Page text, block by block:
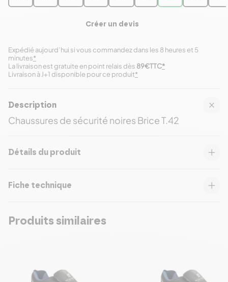
Créer un devis
Expédié aujourd’hui si vous commandez dans les 8 heures et 5
minutes*
Livraison à J+1 disponible pour ce produit*
La livraison est gratuite en point relais dès 89€TTC*
Description
Chaussures de sécurité noires Brice T.42
Détails du produit
Fiche technique
Produits similaires